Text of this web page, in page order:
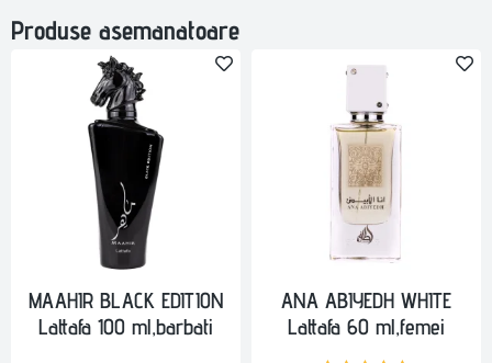
Produse asemanatoare
MAAHIR BLACK EDITION
Lattafa 100 ml,barbati
ANA ABIYEDH WHITE
Lattafa 60 ml,femei